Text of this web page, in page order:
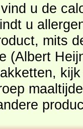
u de
u
(Albert
,